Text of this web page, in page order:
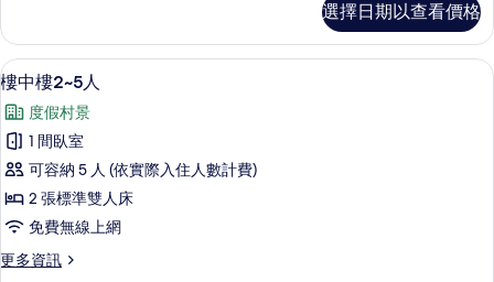
房
的
所
有
相
片
樓
中
樓
人
房
的
詳
情
選擇日期以查看價格
顯
示
樓
中
樓
2~5
人
的
樓中樓2~5人 | 遮光布/窗簾、免費無線
19
樓中樓2~5人
度假村景
1 間臥室
可容納 5 人 (依實際入住人數計費)
2 張標準雙人床
免費無線上網
更多資訊
更